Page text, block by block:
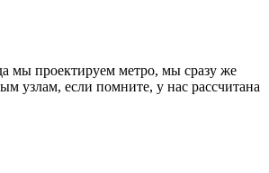
мы проектируем метро, мы сразу же
узлам, если помните, у нас рассчитана